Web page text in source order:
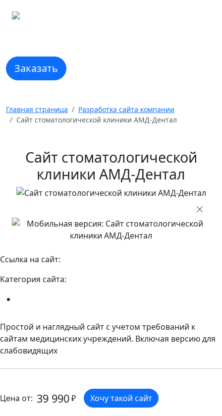
Заказать
Главная страница
Разработка сайта компании
Сайт стоматологической клиники АМД-Дентал
Сайт стоматологической
клиники АМД-Дентал
Ссылка на сайт:
Категория сайта:
Простой и наглядный сайт с учетом требований к
сайтам медицинских учреждений. Включая версию для
слабовидящих
Цена от: 39 990₽ Хочу такой сайт